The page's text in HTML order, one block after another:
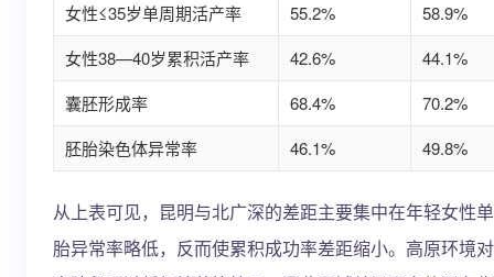
女性≤35岁单周期活产率 55.2%
58.9%
女性38—40岁累积活产率
42.6%
44.1%
囊胚形成率
68.4%
70.2%
胚胎染色体异常率
46.1% 49.8%
从上表可见，昆明与北广深的差距主要集中在年轻女性
胎异常率略低，反而使累积成功率差距缩小。高原环境